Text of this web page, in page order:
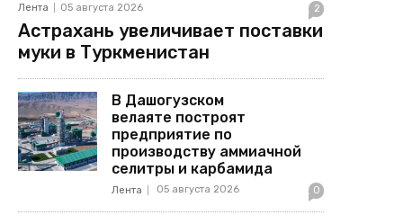
Лента 05 августа 2026 2
Астрахань увеличивает поставки
муки в Туркменистан
В Дашогузском
велаяте построят
предприятие по
производству аммиачной
селитры и карбамида
Лента 05 августа 2026 0